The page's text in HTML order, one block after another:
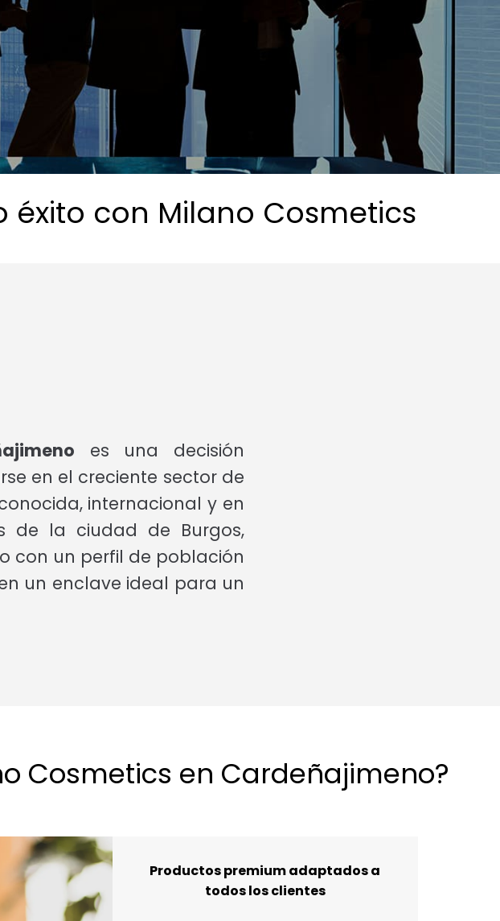
con Milano Cosmetics
es una decisión
en el creciente sector de
internacional y en
de la ciudad de Burgos,
con un perfil de población
un enclave ideal para un
Cosmetics en Cardeñajimeno?
Productos premium adaptados a
todos los clientes